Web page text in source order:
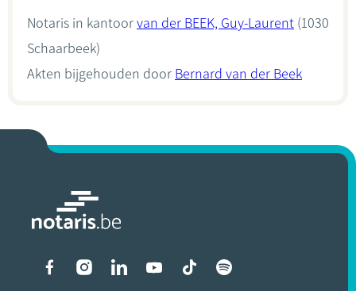
Notaris in kantoorvan der BEEK, Guy-Laurent (1030
Schaarbeek)
Akten bijgehouden door Bernard van der Beek
Liens vers les réseaux